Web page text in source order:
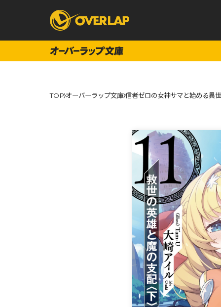
コミック ライトノベ
ロサージュノベルス
オーバーラップ文庫
コミッククリエ
TOP オーバーラップ文庫 信者ゼロの女神サマと始める異